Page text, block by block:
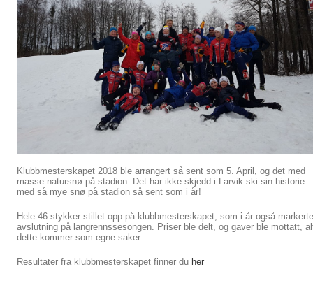
Klubbmesterskapet 2018 ble arrangert så sent som 5. April, og det med
masse natursnø på stadion. Det har ikke skjedd i Larvik ski sin historie
med så mye snø på stadion så sent som i år!
Hele 46 stykker stillet opp på klubbmesterskapet, som i år også markerte
avslutning på langrennssesongen. Priser ble delt, og gaver ble mottatt,
dette kommer som egne saker.
Resultater fra klubbmesterskapet finner du her